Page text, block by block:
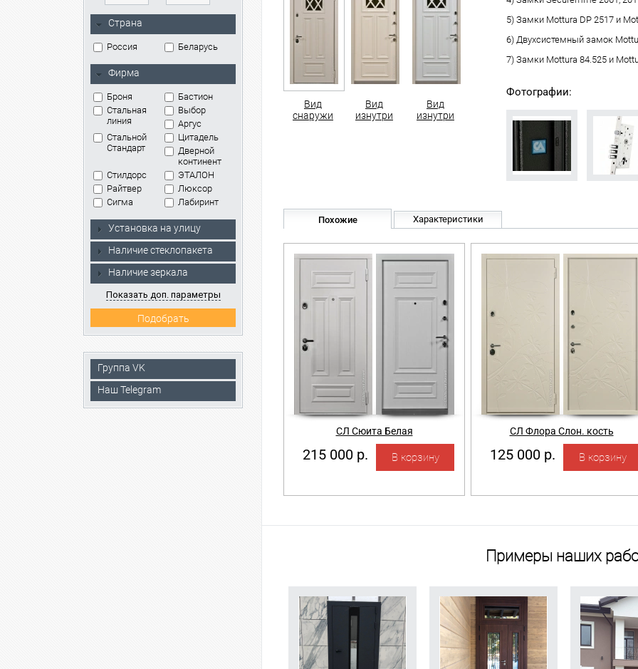
Страна
Россия Беларусь
Фирма
Броня
Бастион
Стальная
линия
Выбор
Аргус
Стальной
Стандарт
Цитадель
Дверной
континент
Стилдорс
ЭТАЛОН
Райтвер
Люксор
Сигма
Лабиринт
Установка на улицу
Наличие стеклопакета
Наличие зеркала
Показать доп. параметры
Группа VK
Наш Telegram
Вид
снаружи
Вид
изнутри
Вид
изнутри
5) Замки Mottura DP 2517 и
6) Двухсистемный замок
7) Замки Mottura 84.525 и
Фотографии:
Похожие Характеристики
СЛ Сюита Белая
215 000 р.
СЛ Флора Слон. кость
125 000 р.
Примеры наших